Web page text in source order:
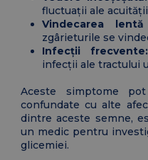
fluctuații ale
Vindecarea
zgârieturile se
Infecții
infecții ale tractului
Aceste simptome
confundate cu alte
dintre aceste semne,
un medic pentru
glicemiei.